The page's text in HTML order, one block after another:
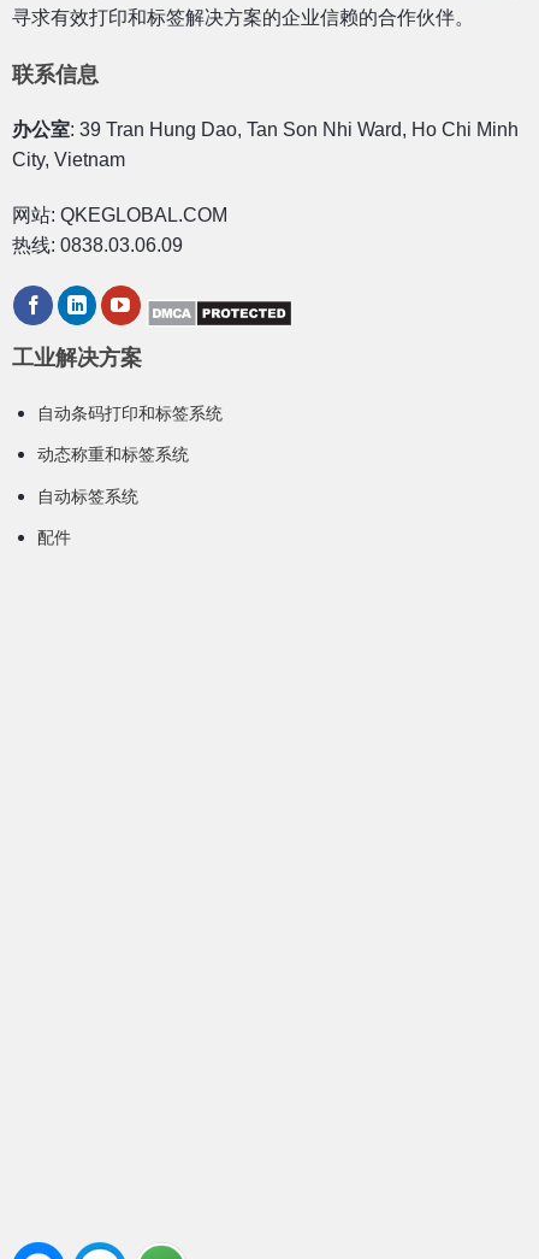
寻求有效打印和标签解决方案的企业信赖的合作伙伴。
联系信息
办公室: 39 Tran Hung Dao, Tan Son Nhi Ward, Ho Chi Minh
City, Vietnam
网站: QKEGLOBAL.COM
热线: 0838.03.06.09
工业解决方案
自动条码打印和标签系统
动态称重和标签系统
自动标签系统
配件